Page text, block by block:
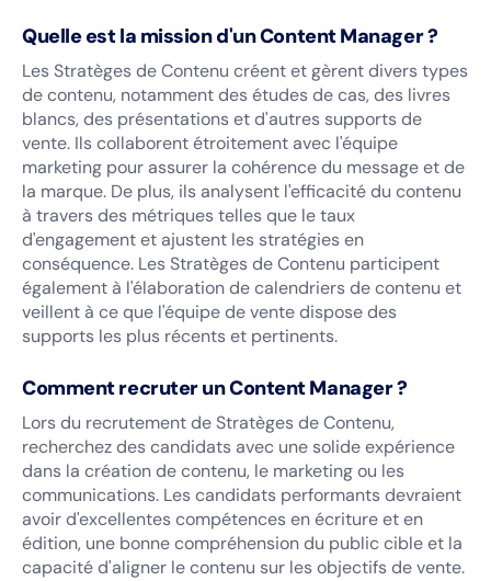
Quelle est la mission d'un Content Manager ?
Les Stratèges de Contenu créent et gèrent divers types
de contenu, notamment des études de cas, des livres
blancs, des présentations et d'autres supports de
vente. Ils collaborent étroitement avec l'équipe
marketing pour assurer la cohérence du message et de
la marque. De plus, ils analysent l'efficacité du contenu
à travers des métriques telles que le taux
d'engagement et ajustent les stratégies en
conséquence. Les Stratèges de Contenu participent
également à l'élaboration de calendriers de contenu et
veillent à ce que l'équipe de vente dispose des
supports les plus récents et pertinents.
Comment recruter un Content Manager ?
Lors du recrutement de Stratèges de Contenu,
recherchez des candidats avec une solide expérience
dans la création de contenu, le marketing ou les
communications. Les candidats performants devraient
avoir d'excellentes compétences en écriture et en
édition, une bonne compréhension du public cible et la
capacité d'aligner le contenu sur les objectifs de vente.